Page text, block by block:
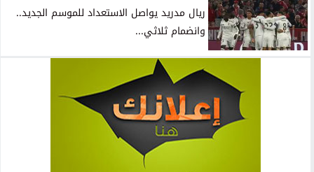
ريال مدريد يواصل الاستعداد للموسم الجديد..
وانضمام ثلاثي...